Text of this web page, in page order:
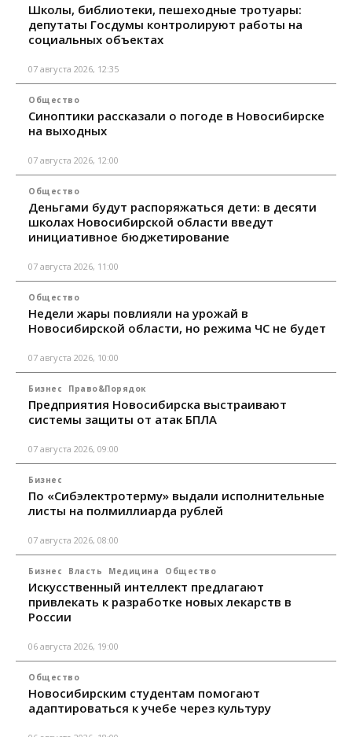
Школы, библиотеки, пешеходные тротуары:
депутаты Госдумы контролируют работы на
социальных объектах
07 августа 2026, 12:35
Общество
Синоптики рассказали о погоде в Новосибирске
на выходных
07 августа 2026, 12:00
Общество
Деньгами будут распоряжаться дети: в десяти
школах Новосибирской области введут
инициативное бюджетирование
07 августа 2026, 11:00
Общество
Недели жары повлияли на урожай в
Новосибирской области, но режима ЧС не будет
07 августа 2026, 10:00
Бизнес Право&Порядок
Предприятия Новосибирска выстраивают
системы защиты от атак БПЛА
07 августа 2026, 09:00
Бизнес
По «Сибэлектротерму» выдали исполнительные
листы на полмиллиарда рублей
07 августа 2026, 08:00
Бизнес Власть Медицина Общество
Искусственный интеллект предлагают
привлекать к разработке новых лекарств в
России
06 августа 2026, 19:00
Общество
Новосибирским студентам помогают
адаптироваться к учебе через культуру